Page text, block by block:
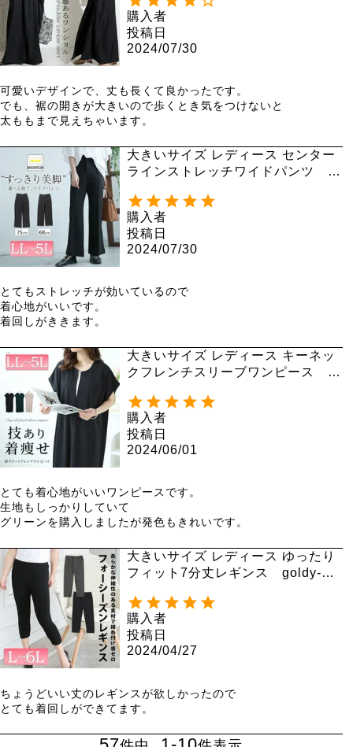
購入者
投稿日
2024/07/30
可愛いデザインで、丈も長くて良かったです。
でも、裾の開きが大きいので歩くとき気をつけないと
太ももまで見えちゃいます。
大きいサイズ レディース センター
ラインストレッチワイドパンツ sf
購入者
投稿日
2024/07/30
とてもストレッチが効いているので
着心地がいいです。
着回しがききます。
大きいサイズ レディース キーネッ
クフレンチスリーブワンピース m
購入者
投稿日
2024/06/01
とても着心地がいいワンピースです。
生地もしっかりしていて
グリーンを購入しましたが発色もきれいです。
大きいサイズ レディース ゆったり
フィット7分丈レギンス goldy-10
購入者
投稿日
2024/04/27
ちょうどいい丈のレギンスが欲しかったので
とても着回しができてます。